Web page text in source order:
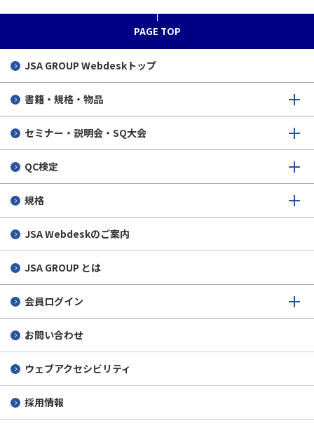
合格者の声 4級
「QC検定最初の一歩」
団体申込（担当者向け）
変更・キャンセル
申込後から試験当日まで
受検後
その他
PAGE TOP
JSA GROUP Webdeskトップ
書籍・規格・物品
セミナー・説明会・SQ大会
QC検定
規格
JSA Webdeskのご案内
JSA GROUP とは
会員ログイン
お問い合わせ
ウェブアクセシビリティ
採用情報